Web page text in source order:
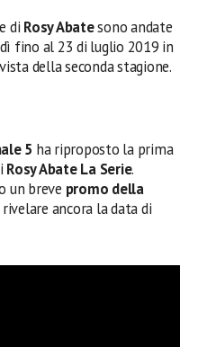
di Rosy Abatesono andate
fino al 23 di luglio 2019 in
della seconda stagione.
5 ha riproposto la prima
Rosy Abate La Serie.
un breve promo della
ancora la data di